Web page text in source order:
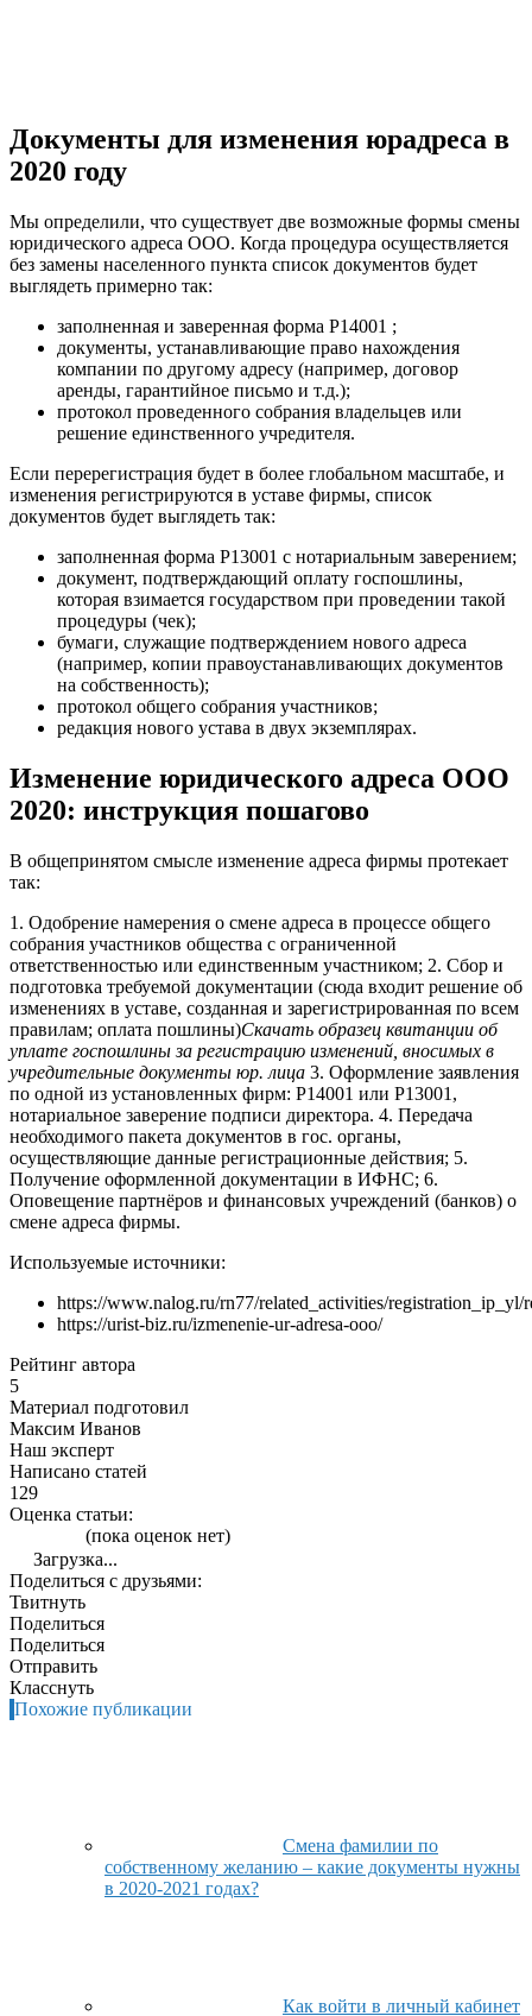
Документы для изменения юрадреса в
2020 году
Мы определили, что существует две возможные формы смены
юридического адреса ООО. Когда процедура осуществляется
без замены населенного пункта список документов будет
выглядеть примерно так:
заполненная и заверенная форма Р14001 ;
документы, устанавливающие право нахождения
компании по другому адресу (например, договор
аренды, гарантийное письмо и т.д.);
протокол проведенного собрания владельцев или
решение единственного учредителя.
Если перерегистрация будет в более глобальном масштабе, и
изменения регистрируются в уставе фирмы, список
документов будет выглядеть так:
заполненная форма Р13001 с нотариальным заверением;
документ, подтверждающий оплату госпошлины,
которая взимается государством при проведении такой
процедуры (чек);
бумаги, служащие подтверждением нового адреса
(например, копии правоустанавливающих документов
на собственность);
протокол общего собрания участников;
редакция нового устава в двух экземплярах.
Изменение юридического адреса ООО
2020: инструкция пошагово
В общепринятом смысле изменение адреса фирмы протекает
так:
1. Одобрение намерения о смене адреса в процессе общего
собрания участников общества с ограниченной
ответственностью или единственным участником; 2. Сбор и
подготовка требуемой документации (сюда входит решение об
изменениях в уставе, созданная и зарегистрированная по всем
правилам; оплата пошлины)Скачать образец квитанции об
уплате госпошлины за регистрацию изменений, вносимых в
учредительные документы юр. лица 3. Оформление заявления
по одной из установленных фирм: Р14001 или Р13001,
нотариальное заверение подписи директора. 4. Передача
необходимого пакета документов в гос. органы,
осуществляющие данные регистрационные действия; 5.
Получение оформленной документации в ИФНС; 6.
Оповещение партнёров и финансовых учреждений (банков) о
смене адреса фирмы.
Используемые источники:
https://www.nalog.ru/rn77/related_activities/registration_ip_yl/
https://urist-biz.ru/izmenenie-ur-adresa-ooo/
Рейтинг автора
5
Материал подготовил
Максим Иванов
Наш эксперт
Написано статей
129
Оценка статьи:
(пока оценок нет)
Загрузка...
Поделиться с друзьями:
Твитнуть
Поделиться
Поделиться
Отправить
Класснуть
Похожие публикации
Смена фамилии по
собственному желанию – какие документы нужны
в 2020-2021 годах?
Как войти в личный кабинет